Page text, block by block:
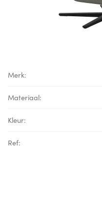
Merk:
Materiaal:
Kleur:
Ref: